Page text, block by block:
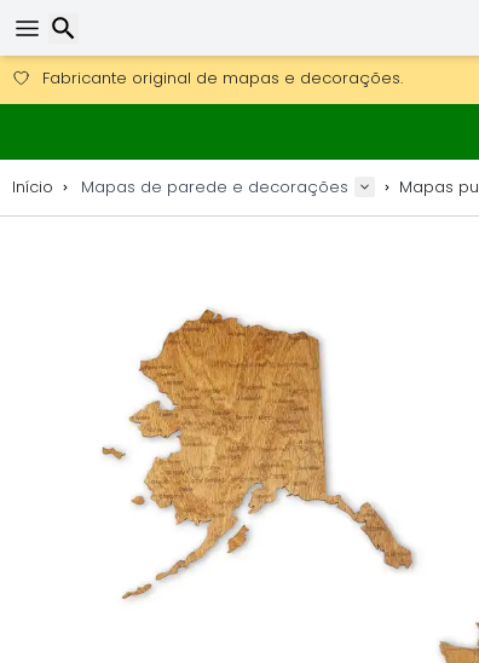
Obter envio gratuito para encomendas superiores a
Overnight DHL Express também disponível.
30 dias para devolução, 90 dias para mapas de
Início Mapas de parede e decorações Mapas